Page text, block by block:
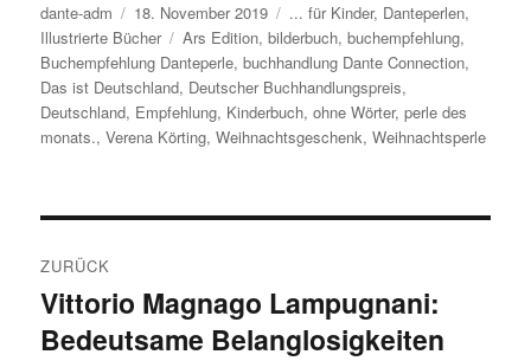
Autor
dante-adm
Veröffentlicht
am
18. November 2019 Kategorien
... für Kinder, Danteperlen,
Illustrierte Bücher
Schlagwörter
Ars Edition,bilderbuch,buchempfehlung,
Buchempfehlung Danteperle,buchhandlung Dante Connection,
Das ist Deutschland, Deutscher Buchhandlungspreis,
Deutschland, Empfehlung, Kinderbuch,ohne Wörter,perle des
monats.,Verena Körting,Weihnachtsgeschenk,Weihnachtsperle
ZURÜCK
Vorheriger
Beitrag:
Vittorio Magnago Lampugnani:
Bedeutsame Belanglosigkeiten